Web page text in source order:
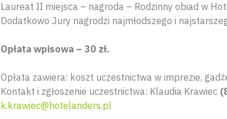
Laureat II miejsca – nagroda – Rodzinny obiad w
Dodatkowo Jury nagrodzi najmłodszego i
Opłata wpisowa – 30 zł.
Opłata zawiera: koszt uczestnictwa w imprezie,
Kontakt i zgłoszenie uczestnictwa: Klaudia Krawiec
k.krawiec@hotelanders.pl